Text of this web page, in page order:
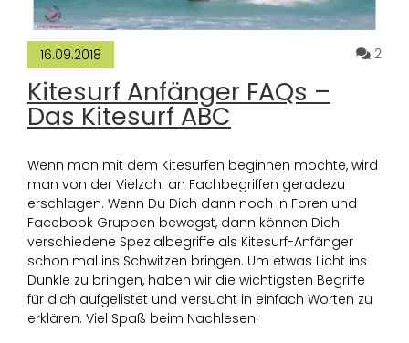
16.09.2018 2
Kitesurf Anfänger FAQs –
Das Kitesurf ABC
Wenn man mit dem Kitesurfen beginnen möchte, wird
man von der Vielzahl an Fachbegriffen geradezu
erschlagen. Wenn Du Dich dann noch in Foren und
Facebook Gruppen bewegst, dann können Dich
verschiedene Spezialbegriffe als Kitesurf-Anfänger
schon mal ins Schwitzen bringen. Um etwas Licht ins
Dunkle zu bringen, haben wir die wichtigsten Begriffe
für dich aufgelistet und versucht in einfach Worten zu
erklären. Viel Spaß beim Nachlesen!